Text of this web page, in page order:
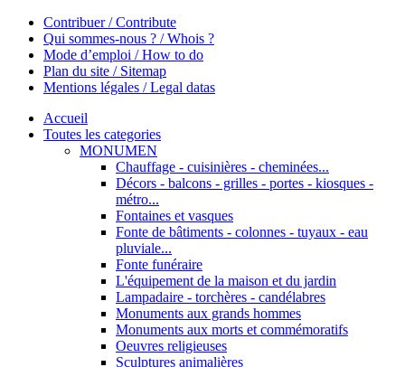
Contribuer / Contribute
Qui sommes-nous ? / Whois ?
Mode d’emploi / How to do
Plan du site / Sitemap
Mentions légales / Legal datas
Accueil
Toutes les categories
MONUMEN
Chauffage - cuisinières - cheminées...
Décors - balcons - grilles - portes - kiosques -
métro...
Fontaines et vasques
Fonte de bâtiments - colonnes - tuyaux - eau
pluviale...
Fonte funéraire
L'équipement de la maison et du jardin
Lampadaire - torchères - candélabres
Monuments aux grands hommes
Monuments aux morts et commémoratifs
Oeuvres religieuses
Sculptures animalières